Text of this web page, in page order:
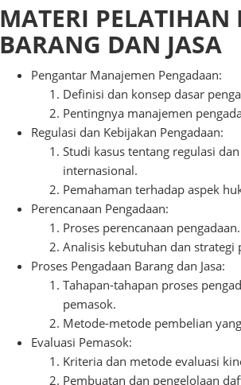
MATERI
BARANG DAN JASA
Pengantar Manajemen Pengadaan:
Definisi dan konsep dasar
Pentingnya manajemen
Regulasi dan Kebijakan Pengadaan:
Studi kasus tentang regulasi
internasional.
Pemahaman terhadap aspek
Perencanaan Pengadaan:
Proses perencanaan pengadaan.
Analisis kebutuhan dan strategi
Proses Pengadaan Barang dan Jasa:
Tahapan-tahapan proses
pemasok.
Metode-metode pembelian
Evaluasi Pemasok:
Kriteria dan metode evaluasi
Pembuatan dan pengelolaan